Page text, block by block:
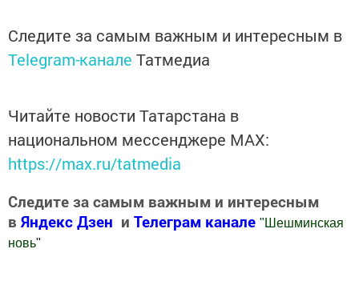
Следите за самым важным и интересным в
Telegram-канале Татмедиа
Читайте новости Татарстана в
национальном мессенджере MАХ:
https://max.ru/tatmedia
Следите за самым важным и интересным
в Яндекс Дзен и Телеграм канале " Шешминская
новь"